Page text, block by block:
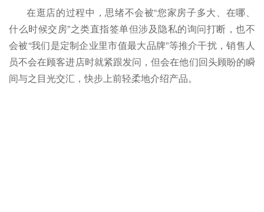
在逛店的过程中，思绪不会被“您家房子多大、在哪、
什么时候交房”之类直指签单但涉及隐私的询问打断，也不
会被“我们是定制企业里市值最大品牌”等推介干扰，销售人
员不会在顾客进店时就紧跟发问，但会在他们回头顾盼的瞬
间与之目光交汇，快步上前轻柔地介绍产品。